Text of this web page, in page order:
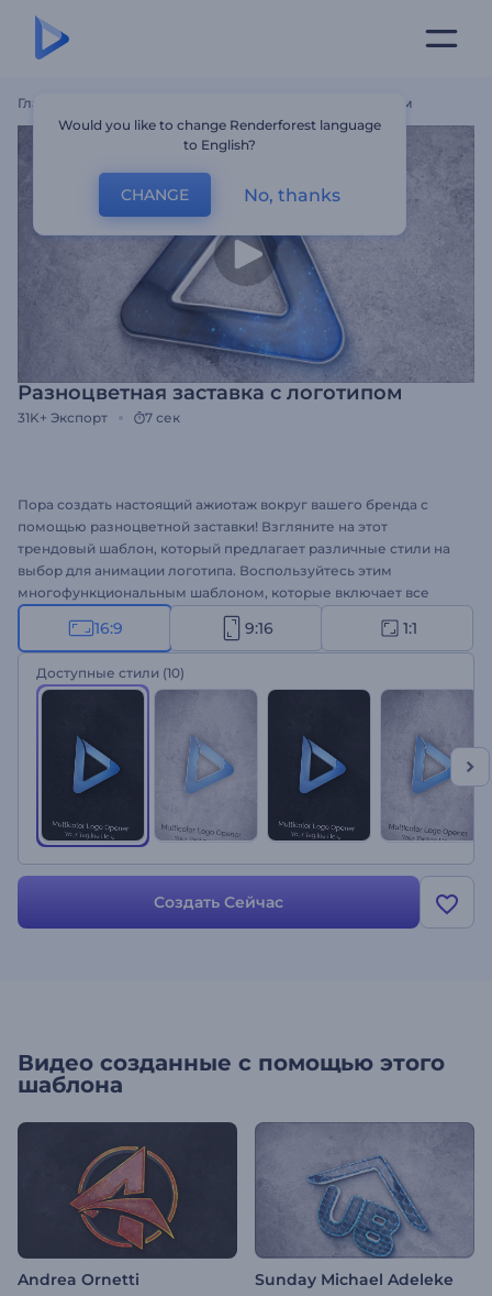
Главная Разноцветная Заставка С Логотипом
Разноцветная заставка с логотипом
31K+ Экспорт 7 сек
Пора создать настоящий ажиотаж вокруг вашего бренда с
помощью разноцветной заставки! Взгляните на этот
трендовый шаблон, который предлагает различные стили на
выбор для анимации логотипа. Воспользуйтесь этим
многофункциональным шаблоном, которые включает все
необходимые элементы, чтобы сделать ваш бренд успешным.
Загрузите свой логотип, выберите понравившийся стиль,
введите свой слоган и получите свой логотип в несколько
кликов. Шаблон отлично подходит для продвижения бренда,
16:9 9:16 1:1
Доступные стили (10)
Создать Сейчас
Видео созданные с помощью этого
шаблона
Andrea Ornetti Sunday Michael Adeleke
Would you like to change Renderforest language
to English?
CHANGE No, thanks